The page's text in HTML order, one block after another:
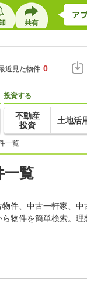
近見た物件 0
投資する
不動産
投資
土地活
一覧
一覧
件、中古一軒家、
物件を簡単検索。